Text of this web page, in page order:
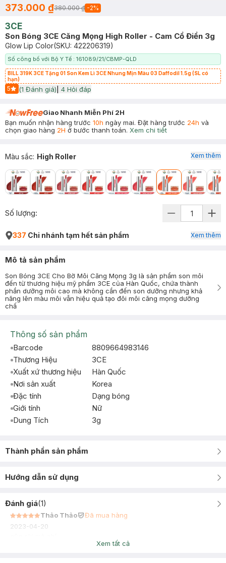
373.000 ₫380.000 ₫ -2%
3CE
Son Bóng 3CE Căng Mọng High Roller - Cam Cổ Điển 3g
Glow Lip Color(SKU: 422206319)
Số công bố với Bộ Y Tế : 161089/21/CBMP-QLD
BILL 319K 3CE Tặng 01 Son Kem Lì 3CE Nhung Mịn Màu 03 Daffodil 1.5g (SL có
hạn)
5
Start Icon
(1 Đánh giá) 4 Hỏi đáp
Giao Nhanh Miễn Phí 2H
Bạn muốn nhận hàng trước 10h ngày mai. Đặt hàng trước 24h và
chọn giao hàng 2H ở bước thanh toán. Xem chi tiết
Màu sắc: High Roller Xem thêm
Số lượng:
337 Chi nhánh tạm hết sản phẩm Xem thêm
Mô tả sản phẩm
Son Bóng 3CE Cho Bờ Môi Căng Mọng 3g là sản phẩm son môi
đến từ thương hiệu mỹ phẩm 3CE của Hàn Quốc, chứa thành
phần dưỡng môi cao mà không cần đến son dưỡng nhưng khả
năng lên màu môi vẫn hiệu quả tạo đôi môi căng mọng dưỡng
chấ
Thông số sản phẩm
Barcode
8809664983146
Thương Hiệu
3CE
Xuất xứ thương hiệu
Hàn Quốc
Nơi sản xuất
Korea
Đặc tính
Dạng bóng
Giới tính
Nữ
Dung Tích
3g
Thành phần sản phẩm
Hướng dẫn sử dụng
Đánh giá(1)
Thảo Thảo
Đã mua hàng
2023-04-20
Xem tất cả